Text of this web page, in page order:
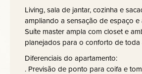
Living, sala de jantar, cozinha e
ampliando a sensação de espaço e
Suíte master ampla com closet e
planejados para o conforto de toda
Diferenciais do apartamento:
. Previsão de ponto para coifa e